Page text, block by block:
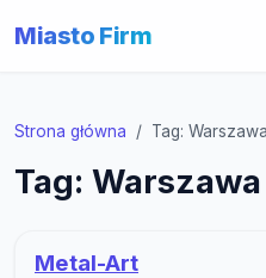
Miasto Firm
Strona główna Tag: Warszawa
Tag: Warszawa
Metal-Art